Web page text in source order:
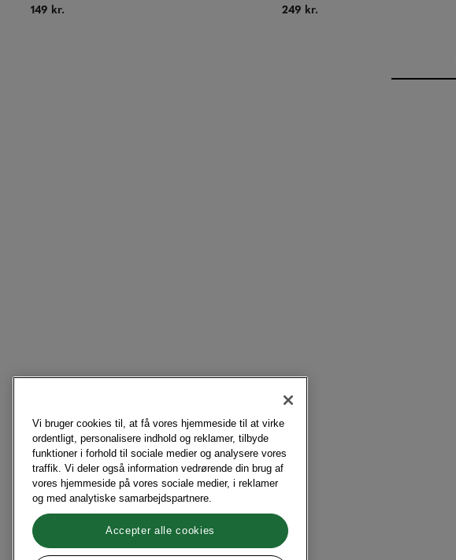
149 kr. 249 kr.
Vi bruger cookies til, at få vores hjemmeside til at virke
ordentligt, personalisere indhold og reklamer, tilbyde
funktioner i forhold til sociale medier og analysere vores
traffik. Vi deler også information vedrørende din brug af
vores hjemmeside på vores sociale medier, i reklamer
og med analytiske samarbejdspartnere.
Accepter alle cookies